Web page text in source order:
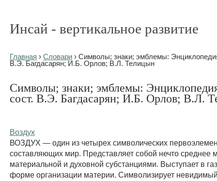
Инсай - вертикальное развитие
Главная › Словари › Символы; знаки; эмблемы:
В.Э. Багдасарян; И.Б. Орлов; В.Л. Телицын
Символы; знаки; эмблемы:
сост. В.Э. Багдасарян; И.Б. Орлов; В.Л.
Воздух
ВОЗДУХ — один из четырех символических
составляющих мир. Представляет собой нечто среднее
материальной и духовной субстанциями. Выступает в
форме организации материи. Символизирует